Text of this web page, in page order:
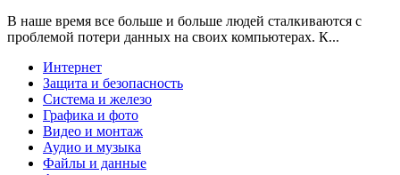
В наше время все больше и больше людей сталкиваются с
проблемой потери данных на своих компьютерах. К...
Интернет
Защита и безопасность
Система и железо
Графика и фото
Видео и монтаж
Аудио и музыка
Файлы и данные